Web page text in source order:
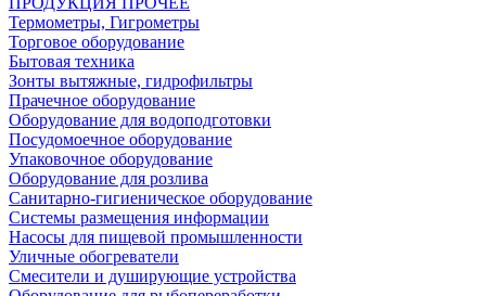
Термометры, Гигрометры
Торговое оборудование
Бытовая техника
Зонты вытяжные, гидрофильтры
Прачечное оборудование
Оборудование для водоподготовки
Посудомоечное оборудование
Упаковочное оборудование
Оборудование для розлива
Санитарно-гигиеническое оборудование
Системы размещения информации
Насосы для пищевой промышленности
Уличные обогреватели
Смесители и душирующие устройства